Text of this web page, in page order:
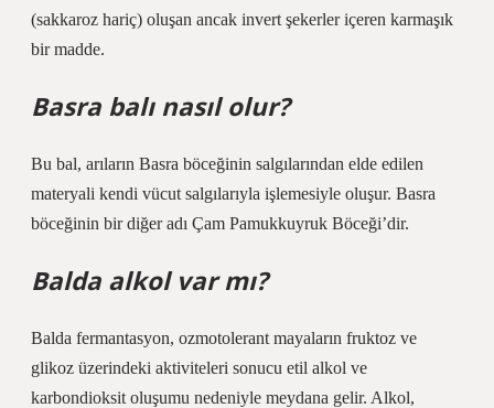
(sakkaroz hariç) oluşan ancak invert şekerler içeren karmaşık
bir madde.
Basra balı nasıl olur?
Bu bal, arıların Basra böceğinin salgılarından elde edilen
materyali kendi vücut salgılarıyla işlemesiyle oluşur. Basra
böceğinin bir diğer adı Çam Pamukkuyruk Böceği’dir.
Balda alkol var mı?
Balda fermantasyon, ozmotolerant mayaların fruktoz ve
glikoz üzerindeki aktiviteleri sonucu etil alkol ve
karbondioksit oluşumu nedeniyle meydana gelir. Alkol,